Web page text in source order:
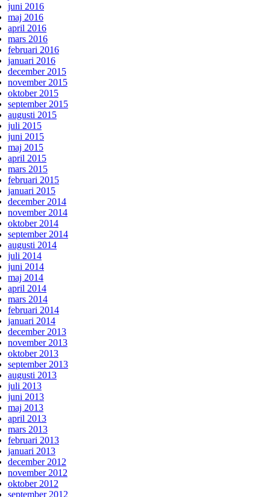
juni 2016
maj 2016
april 2016
mars 2016
februari 2016
januari 2016
december 2015
november 2015
oktober 2015
september 2015
augusti 2015
juli 2015
juni 2015
maj 2015
april 2015
mars 2015
februari 2015
januari 2015
december 2014
november 2014
oktober 2014
september 2014
augusti 2014
juli 2014
juni 2014
maj 2014
april 2014
mars 2014
februari 2014
januari 2014
december 2013
november 2013
oktober 2013
september 2013
augusti 2013
juli 2013
juni 2013
maj 2013
april 2013
mars 2013
februari 2013
januari 2013
december 2012
november 2012
oktober 2012
september 2012